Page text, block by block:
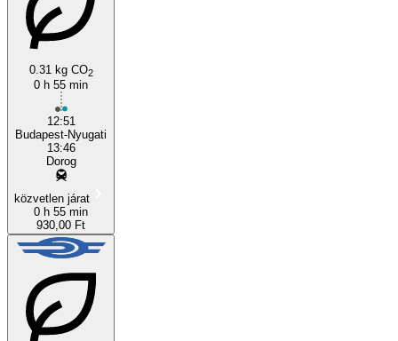
0.31 kg CO2
0 h 55 min
12:51
Budapest-Nyugati
13:46
Dorog
közvetlen járat
0 h 55 min
930,00 Ft